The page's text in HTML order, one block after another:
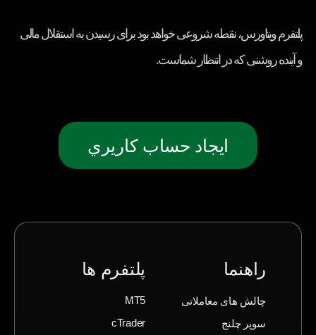
پلتفرم ویتاورس، نقطه شروعی خواهد بود برای رسیدن به استقلال مالی
و آینده روشنی که در انتظار شماست.
ايجاد حساب كاريري
راهنما
چالش های معاملاتی
سوپر چلنج
پلتفرم ها
MT5
cTrader